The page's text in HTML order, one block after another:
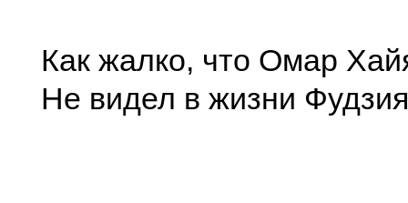
Как жалко, что Омар
Не видел в жизни